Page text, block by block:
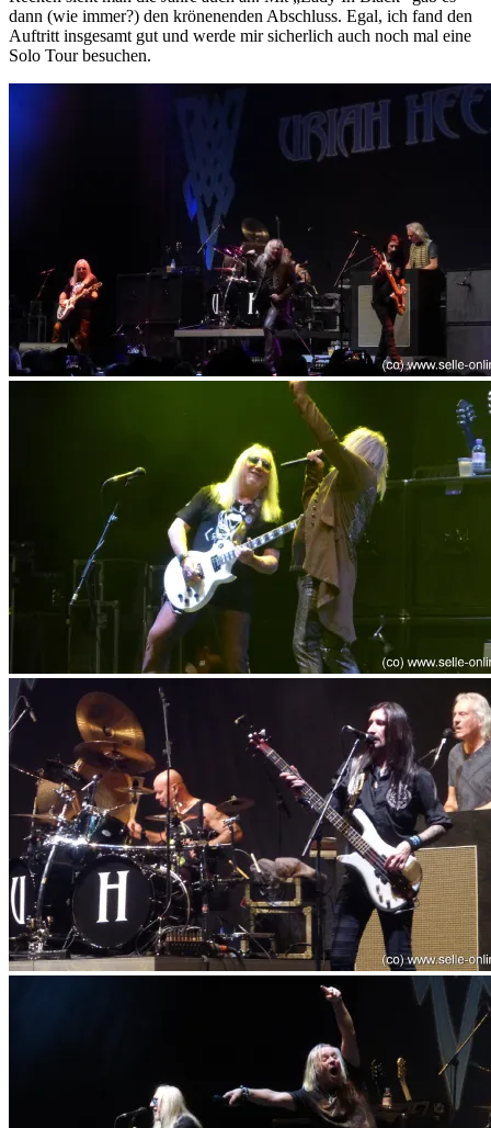
dann (wie immer?) den krönenenden Abschluss. Egal, ich fand den
Auftritt insgesamt gut und werde mir sicherlich auch noch mal eine
Solo Tour besuchen.